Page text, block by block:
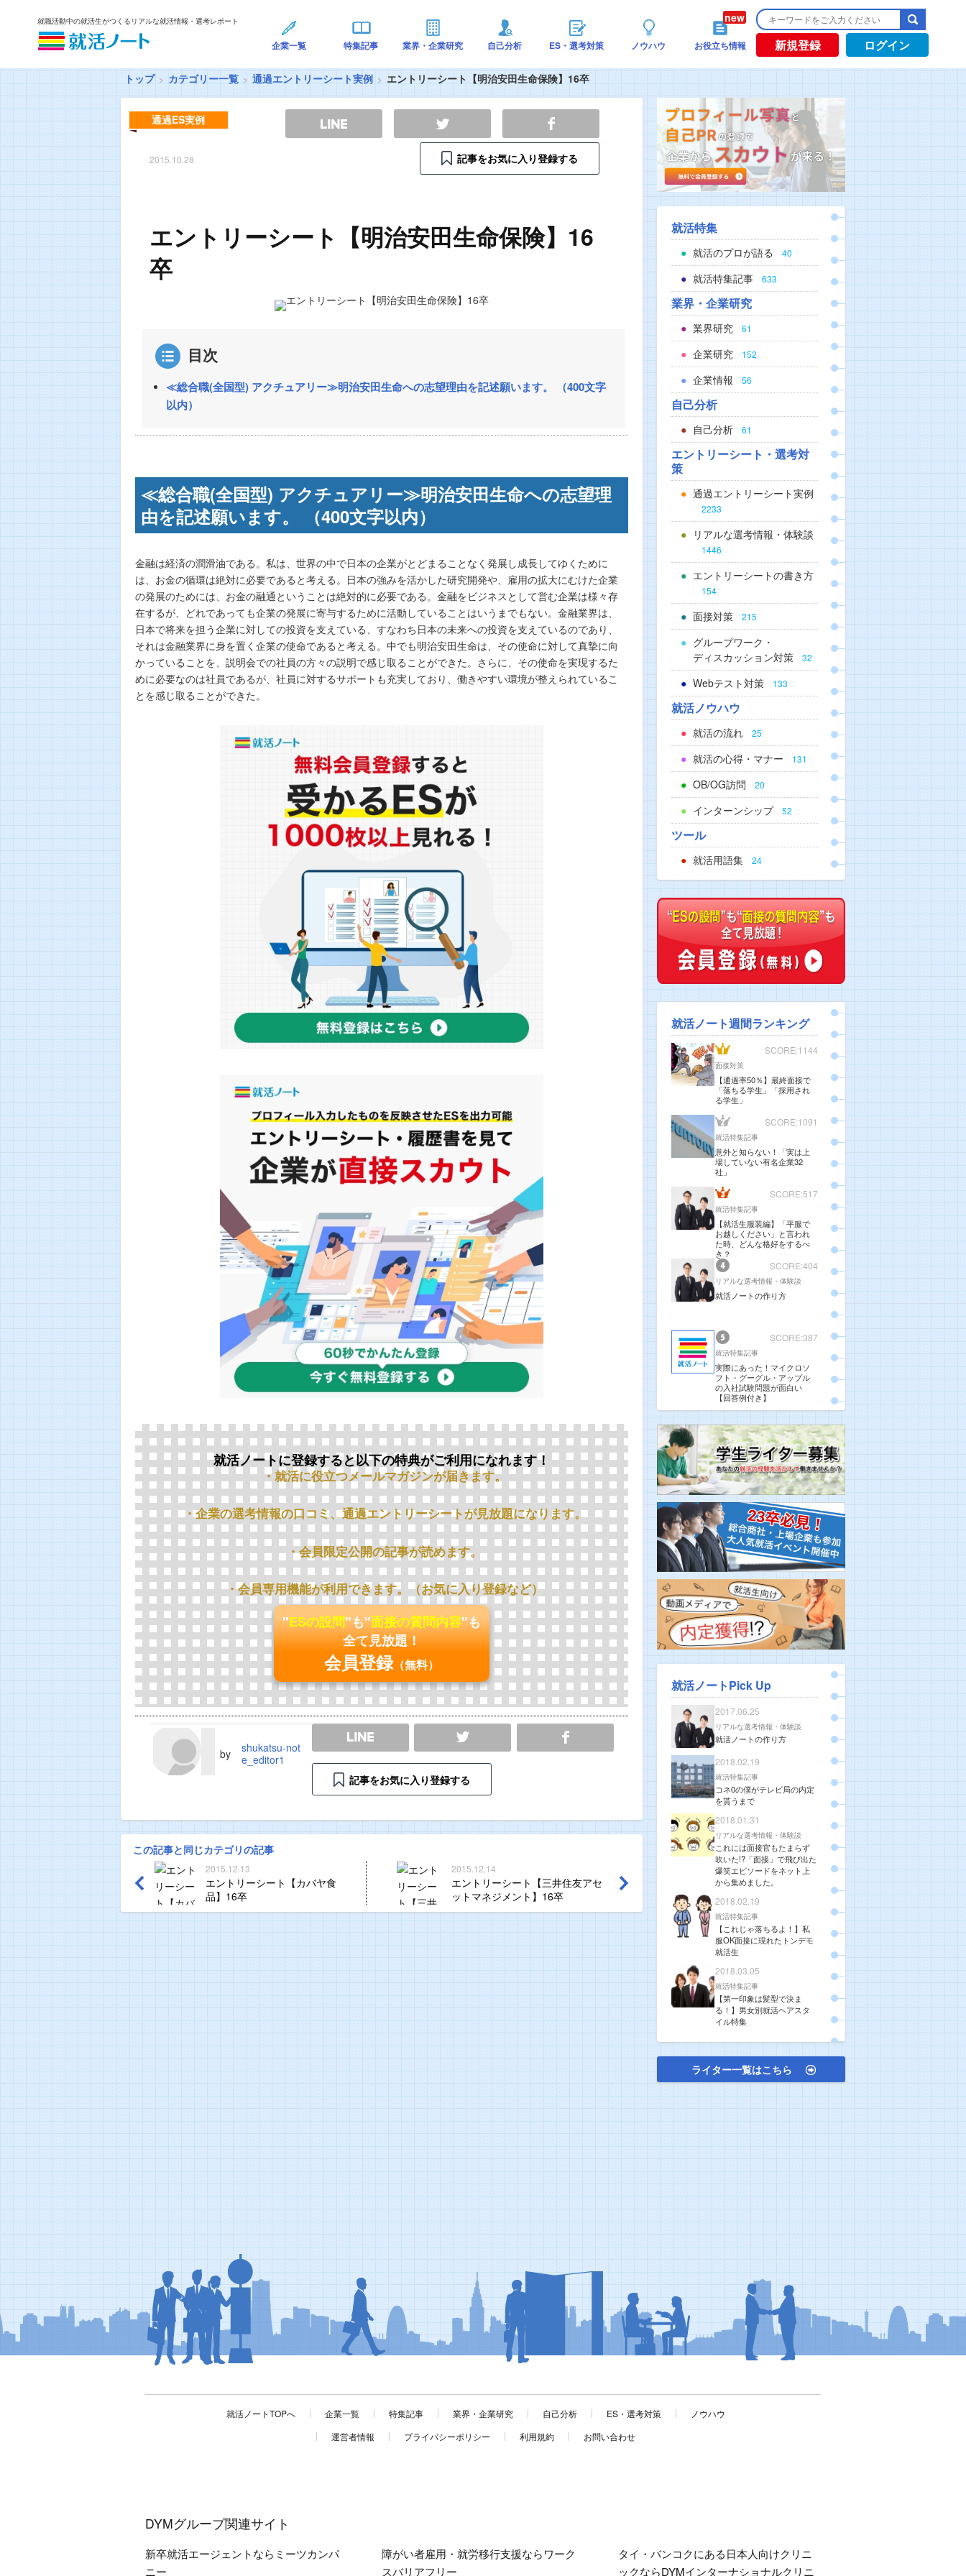
就職活動中の就活生がつくるリアルな就活情報・選考レポート
企業一覧 特集記事 業界・企業研究 自己分析 ES・選考対策 ノウハウ お役立ち情報 新規登録 ログイン
トップ カテゴリー一覧 通過エントリーシート実例 エントリーシート【明治安田生命保険】16卒
通過ES実例
2015.10.28 記事をお気に入り登録する
エントリーシート【明治安田生命保険】16
卒
目次
≪総合職(全国型) アクチュアリー≫明治安田生命への志望理由を記述願います。 （400文字
以内）
≪総合職(全国型) アクチュアリー≫明治安田生命への志望理
由を記述願います。 （400文字以内）
金融は経済の潤滑油である。私は、世界の中で日本の企業がとどまることなく発展し成長してゆくために
は、お金の循環は絶対に必要であると考える。日本の強みを活かした研究開発や、雇用の拡大にむけた企業
の発展のためには、お金の融通ということは絶対的に必要である。金融をビジネスとして営む企業は様々存
在するが、どれであっても企業の発展に寄与するために活動していることはいうまでもない。金融業界は、
日本で将来を担う企業に対しての投資を支えている、すなわち日本の未来への投資を支えているのであり、
それは金融業界に身を置く企業の使命であると考える。中でも明治安田生命は、その使命に対して真摯に向
かっていることを、説明会での社員の方々の説明で感じ取ることができた。さらに、その使命を実現するた
めに必要なのは社員であるが、社員に対するサポートも充実しており、働きやすい環境が整えられているこ
とを感じ取ることができた。
就活ノートに登録すると以下の特典がご利用になれます！
・就活に役立つメールマガジンが届きます。
・企業の選考情報の口コミ、通過エントリーシートが見放題になります。
・会員限定公開の記事が読めます。
・会員専用機能が利用できます。（お気に入り登録など）
"ESの設問"も"面接の質問内容"も
全て見放題！
会員登録（無料）
by
shukatsu-not
e_editor1
LINE SHARE
記事をお気に入り登録する
この記事と同じカテゴリの記事
2015.12.13
エントリーシート【カバヤ食
品】16卒
2015.12.14
エントリーシート【三井住友アセ
ットマネジメント】16卒
就活特集
就活のプロが語る 40
就活特集記事 633
業界・企業研究
業界研究 61
企業研究 152
企業情報 56
自己分析
自己分析 61
エントリーシート・選考対
策
通過エントリーシート実例
2233
リアルな選考情報・体験談
1446
エントリーシートの書き方
154
面接対策 215
グループワーク・
ディスカッション対策
32
Webテスト対策 133
就活ノウハウ
就活の流れ 25
就活の心得・マナー 131
OB/OG訪問 20
インターンシップ 52
ツール
就活用語集 24
就活ノート週間ランキング
SCORE:1144
面接対策
【通過率50％】最終面接で
「落ちる学生」「採用され
る学生」
SCORE:1091
就活特集記事
意外と知らない！「実は上
場していない有名企業32
社」
SCORE:517
就活特集記事
【就活生服装編】「平服で
お越しください」と言われ
た時、どんな格好をするべ
き？
SCORE:404
リアルな選考情報・体験談
就活ノートの作り方
SCORE:387
就活特集記事
実際にあった！マイクロソ
フト・グーグル・アップル
の入社試験問題が面白い
【回答例付き】
就活ノートPick Up
2017.06.25
リアルな選考情報・体験談
就活ノートの作り方
2018.02.19
就活特集記事
コネ0の僕がテレビ局の内定
を貰うまで
2018.01.31
リアルな選考情報・体験談
これには面接官もたまらず
吹いた!?「面接」で飛び出た
爆笑エピソードをネット上
から集めました。
2018.02.19
就活特集記事
【これじゃ落ちるよ！】私
服OK面接に現れたトンデモ
就活生
2018.03.05
就活特集記事
【第一印象は髪型で決ま
る！】男女別就活ヘアスタ
イル特集
ライター一覧はこちら
就活ノートTOPへ 企業一覧 特集記事 業界・企業研究 自己分析 ES・選考対策
ノウハウ
運営者情報
プライバシーポリシー 利用規約 お問い合わせ
DYMグループ関連サイト
新卒就活エージェントならミーツカンパ
ニー
障がい者雇用・就労移行支援ならワーク
スバリアフリー
タイ・バンコクにある日本人向けクリニ
ックならDYMインターナショナルクリニ